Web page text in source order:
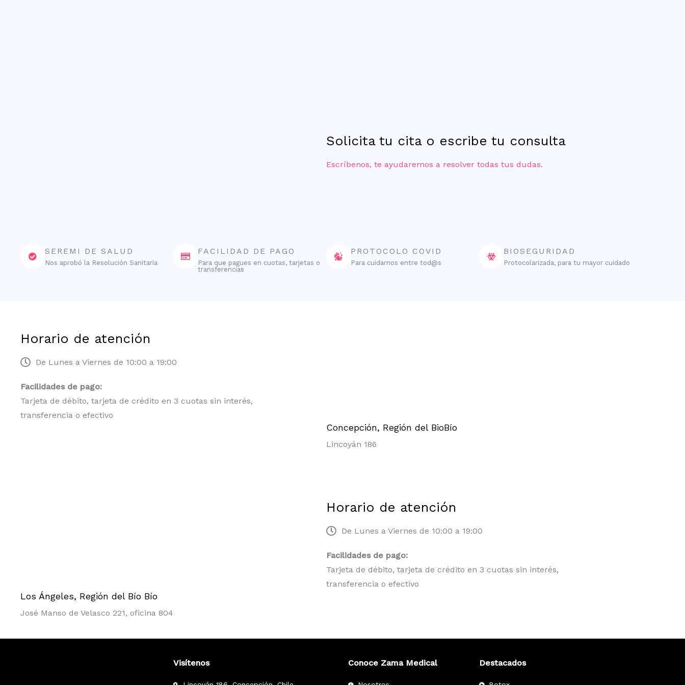
Solicita tu cita o escribe tu consulta
Escríbenos, te ayudaremos a resolver todas tus dudas.
SEREMI DE SALUD
Nos aprobó la Resolución Sanitaria
FACILIDAD DE PAGO
Para que pagues en cuotas, tarjetas o
transferencias
PROTOCOLO COVID
Para cuidarnos entre tod@s
BIOSEGURIDAD
Protocolarizada, para tu mayor cuidado
Horario de atención
De Lunes a Viernes de 10:00 a 19:00
Facilidades de pago:
Tarjeta de débito, tarjeta de crédito en 3 cuotas sin interés,
transferencia o efectivo
Concepción, Región del BioBío
Lincoyán 186
Los Ángeles, Región del Bío Bío
José Manso de Velasco 221, oficina 804
Horario de atención
De Lunes a Viernes de 10:00 a 19:00
Facilidades de pago:
Tarjeta de débito, tarjeta de crédito en 3 cuotas sin interés,
transferencia o efectivo
Visítenos Conoce Zama Medical Destacados